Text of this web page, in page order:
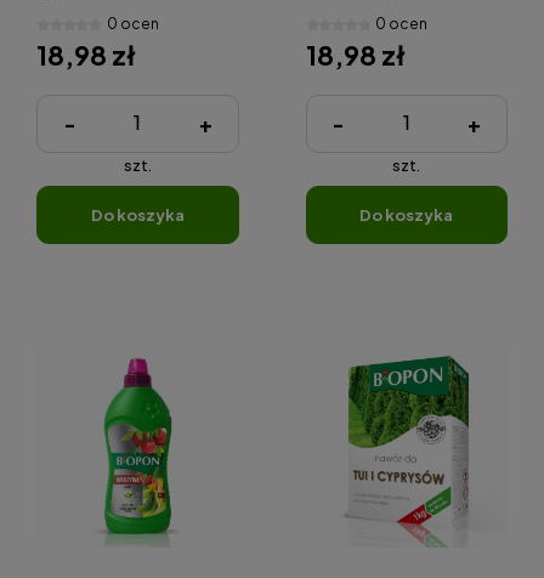
0 ocen
18,98 zł
- +
szt.
do koszyka
0 ocen
18,98 zł
- +
szt.
do koszyka